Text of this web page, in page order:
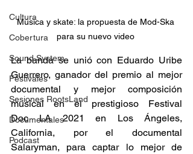
Cultura
Cobertura
Sound System
Festivales
Sesiones RootsLand
Documentales
Podcast
Música y skate: la propuesta de Mod-Ska
para su nuevo video
La banda se unió con Eduardo Uribe
Guerrero, ganador del premio al mejor
documental y mejor composición
musical en el prestigioso Festival
Doc LA 2021 en Los Ángeles,
California, por el documental
Salaryman, para captar lo mejor de